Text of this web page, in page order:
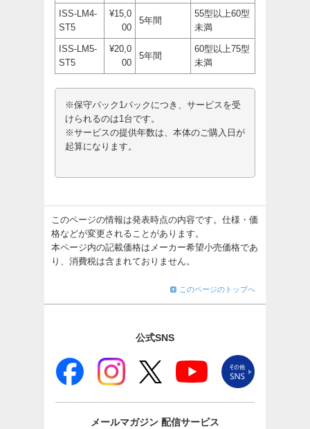
ISS-LM4-
ST5
¥15,0
00
5年間
55型以上60型
未満
ISS-LM5-
ST5
¥20,0
00
5年間
60型以上75型
未満
※保守パック1パックにつき、サービスを受
けられるのは1台です。
※サービスの提供年数は、本体のご購入日が
起算になります。
このページの情報は発表時点の内容です。仕様・価
格などが変更されることがあります。
本ページ内の記載価格はメーカー希望小売価格であ
り、消費税は含まれておりません。
このページのトップへ
公式SNS
メールマガジン 配信サービス